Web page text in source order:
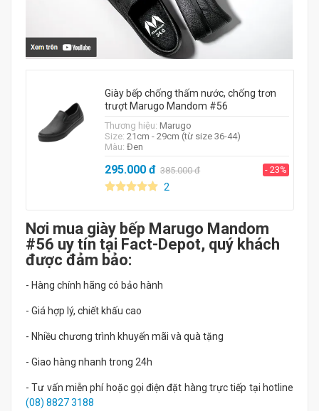
Giày bếp chống thấm nước, chống trơn
trượt Marugo Mandom #56
Thương hiệu:Marugo
Size:21cm - 29cm (từ size 36-44)
Màu:Đen
295.000 đ 385.000đ - 23%
2
Nơi mua giày bếp Marugo Mandom
#56 uy tín tại Fact-Depot, quý khách
được đảm bảo:
- Hàng chính hãng có bảo hành
- Giá hợp lý, chiết khấu cao
- Nhiều chương trình khuyến mãi và quà tặng
- Giao hàng nhanh trong 24h
- Tư vấn miễn phí hoặc gọi điện đặt hàng trực tiếp tại hotline
(08) 8827 3188